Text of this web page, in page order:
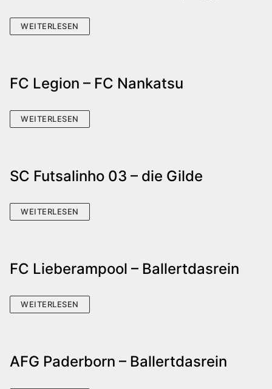
WEITERLESEN
FC Legion – FC Nankatsu
WEITERLESEN
SC Futsalinho 03 – die Gilde
WEITERLESEN
FC Lieberampool – Ballertdasrein
WEITERLESEN
AFG Paderborn – Ballertdasrein